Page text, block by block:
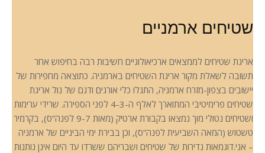
שטיחים ארמניים
אריגת שטיחים לממצאים ארכיאולוגיים חשיבות רבה בחיפוש אחר
תשובה לשאלת מקור אריגת השטיחים בארמניה. כתוצאה מחפירות של
יישובים בצפון-מזרח ארמניה, התגלו כלי אורגים ודגם של נול אריגת
שטיחים פרימיטיבי המתוארך לאלף ה-4-3 לפני הספירה. שרידי ערימות
ושטיחים נטולי מוך נמצאו בקבורת ארטיק (מאות 9-7 לפנה”ס), בקרמיר
טשטוש (המאה השביעית לפנה”ס), וכן בבירת ימי הביניים של ארמניה
– אני.דוגמאות נדירות של שטיחים ושבריהם ששרדו עד היום אינן נותנות